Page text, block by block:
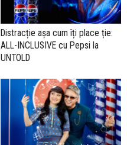
Distracție așa cum îți place ție:
ALL-INCLUSIVE cu Pepsi la
UNTOLD